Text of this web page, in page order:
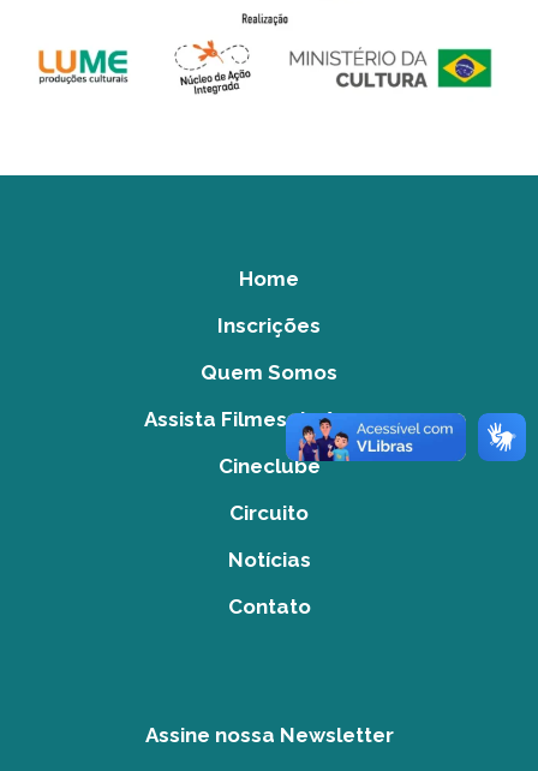
Home
Inscrições
Quem Somos
Assista Filmes do Acervo
Cineclube
Circuito
Notícias
Contato
Assine nossa Newsletter